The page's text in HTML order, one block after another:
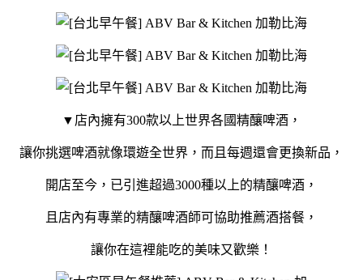
▼店內擁有300款以上世界各國精釀啤酒，
讓你挑選啤酒就像環遊全世界，而且每週還會更換新品，
開店至今，已引進超過3000種以上的精釀啤酒，
且店內有專業的精釀啤酒師可協助推薦酒搭餐，
讓你在這裡能吃的美味又歡樂！